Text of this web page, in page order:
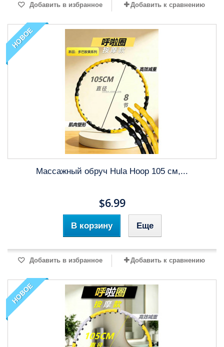
Добавить в избранное Добавить к сравнению
НОВОЕ
Массажный обруч Hula Hoop 105 см,...
$6.99
В корзину Еще
Добавить в избранное Добавить к сравнению
НОВОЕ